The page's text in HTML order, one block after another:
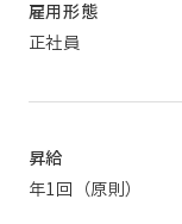
雇用形態
正社員
昇給
年1回（原則）